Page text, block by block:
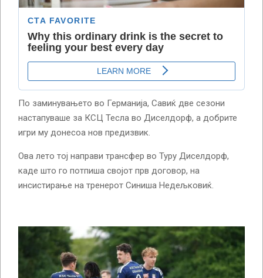
По заминувањето во Германија, Савиќ две сезони
настапуваше за КСЦ Тесла во Диселдорф, а добрите
игри му донесоа нов предизвик.
Ова лето тој направи трансфер во Туру Диселдорф,
каде што го потпиша својот прв договор, на
инсистирање на тренерот Синиша Недељковиќ.